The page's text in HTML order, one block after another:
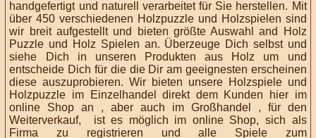
handgefertigt und naturell verarbeitet für Sie herstellen. Mit
über 450 verschiedenen Holzpuzzle und Holzspielen sind
wir breit aufgestellt und bieten größte Auswahl and Holz
Puzzle und Holz Spielen an. Überzeuge Dich selbst und
siehe Dich in unseren Produkten aus Holz um und
entscheide Dich für die die Dir am geeignesten erscheinen
diese auszuprobieren. Wir bieten unsere Holzspiele und
Holzpuzzle im Einzelhandel direkt dem Kunden hier im
online Shop an , aber auch im Großhandel , für den
Weiterverkauf, ist es möglich im online Shop, sich als
Firma zu registrieren und alle Spiele zum